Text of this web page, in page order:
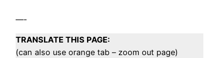
—-
TRANSLATE THIS PAGE:
(can also use orange tab – zoom out page)